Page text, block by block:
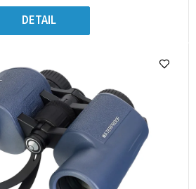
5
hvězdiček.
DETAIL